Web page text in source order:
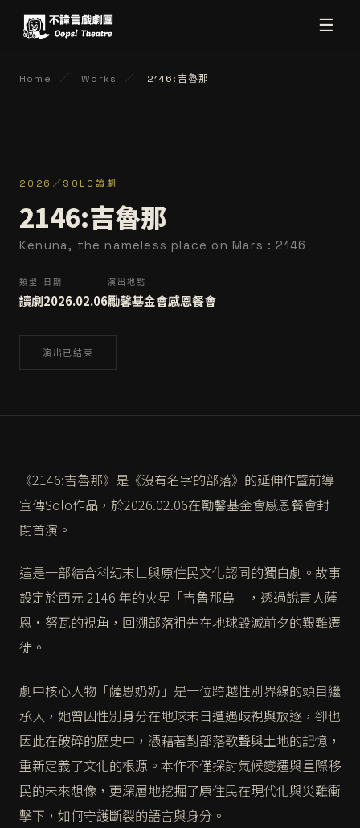
☰
Home Works 2146:吉魯那
2026／SOLO讀劇
2146:吉魯那
Kenuna, the nameless place on Mars : 2146
類型
讀劇
日期
2026.02.06
演出地點
勵馨基金會感恩餐會
演出已結束
《2146:吉魯那》是《沒有名字的部落》的延伸作暨前導
宣傳Solo作品，於2026.02.06在勵馨基金會感恩餐會封
閉首演。
這是一部結合科幻末世與原住民文化認同的獨白劇。故事
設定於西元 2146 年的火星「吉魯那島」，透過說書人薩
恩·努瓦的視角，回溯部落祖先在地球毀滅前夕的艱難遷
徙。
劇中核心人物「薩恩奶奶」是一位跨越性別界線的頭目繼
承人，她曾因性別身分在地球末日遭遇歧視與放逐，卻也
因此在破碎的歷史中，憑藉著對部落歌聲與土地的記憶，
重新定義了文化的根源。本作不僅探討氣候變遷與星際移
民的未來想像，更深層地挖掘了原住民在現代化與災難衝
擊下，如何守護斷裂的語言與身分。